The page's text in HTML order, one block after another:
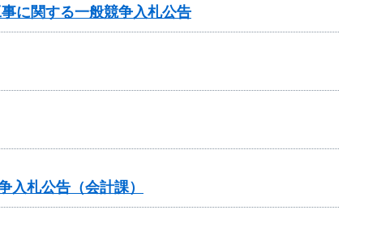
に関する一般競争入札公告
入札公告（会計課）